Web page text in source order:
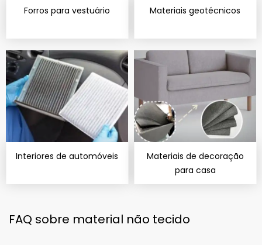
Forros para vestuário Materiais geotécnicos
Interiores de automóveis
Materiais de decoração
para casa
FAQ sobre material não tecido